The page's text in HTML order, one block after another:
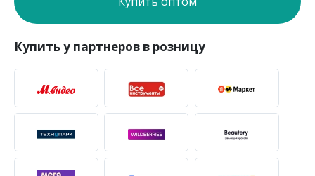
Купить у партнеров в розницу